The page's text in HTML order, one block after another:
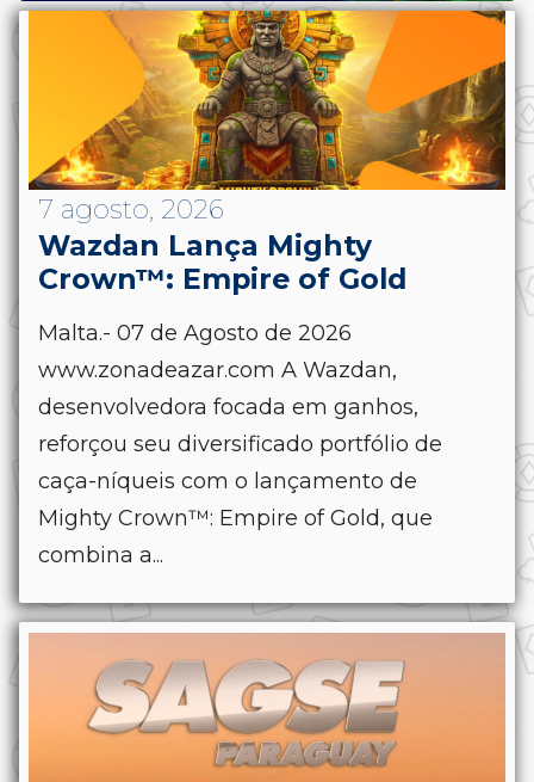
7 agosto, 2026
Wazdan Lança Mighty
Crown™: Empire of Gold
Malta.- 07 de Agosto de 2026
www.zonadeazar.com A Wazdan,
desenvolvedora focada em ganhos,
reforçou seu diversificado portfólio de
caça-níqueis com o lançamento de
Mighty Crown™: Empire of Gold, que
combina a...